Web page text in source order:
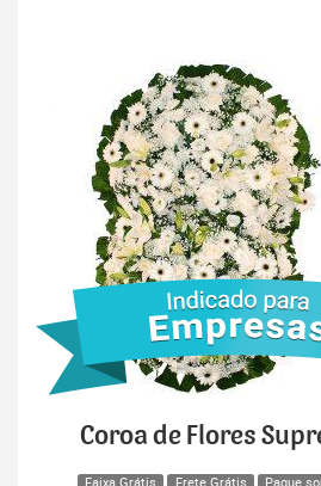
Coroa de Flores